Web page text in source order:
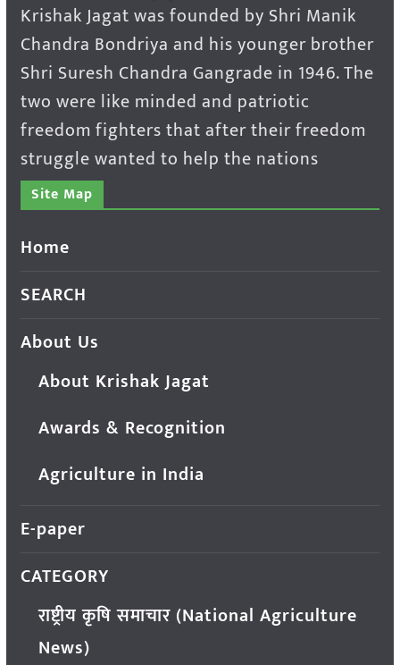
Krishak Jagat was founded by Shri Manik
Chandra Bondriya and his younger brother
Shri Suresh Chandra Gangrade in 1946. The
two were like minded and patriotic
freedom fighters that after their freedom
struggle wanted to help the nations
Site Map
Home
SEARCH
About Us
About Krishak Jagat
Awards & Recognition
Agriculture in India
E-paper
CATEGORY
राष्ट्रीय कृषि समाचार (National Agriculture
News)